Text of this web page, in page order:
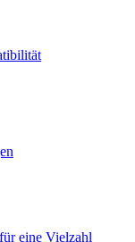
eine Vielzahl